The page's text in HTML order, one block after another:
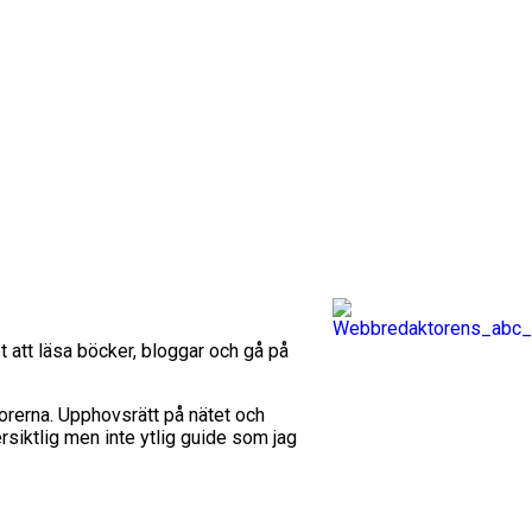
läsa böcker, bloggar och gå på
Upphovsrätt på nätet och
men inte ytlig guide som jag